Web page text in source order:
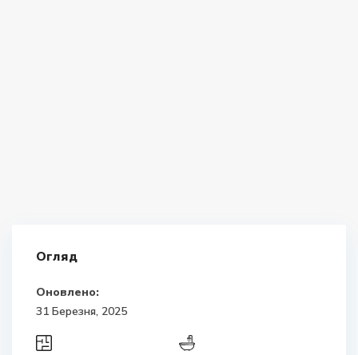
Огляд
Оновлено:
31 Березня, 2025